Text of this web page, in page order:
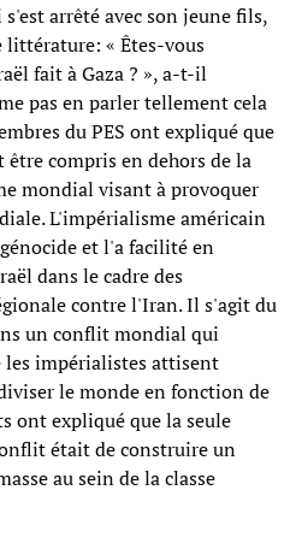
arrêté avec son jeune fils,
littérature: « Êtes-vous
fait à Gaza ? », a-t-il
pas en parler tellement cela
du PES ont expliqué que
être compris en dehors de la
mondial visant à provoquer
L'impérialisme américain
et l'a facilité en
dans le cadre des
contre l'Iran. Il s'agit du
un conflit mondial qui
les impérialistes attisent
le monde en fonction de
ont expliqué que la seule
était de construire un
au sein de la classe